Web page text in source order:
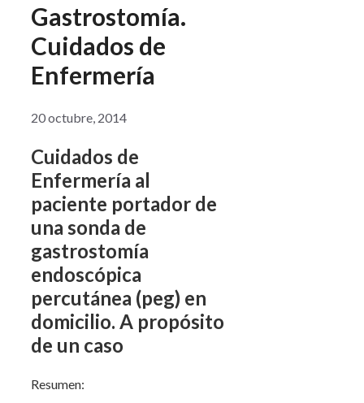
Gastrostomía.
Cuidados de
Enfermería
20 octubre, 2014
Cuidados de
Enfermería al
paciente portador de
una sonda de
gastrostomía
endoscópica
percutánea (peg) en
domicilio. A propósito
de un caso
Resumen: